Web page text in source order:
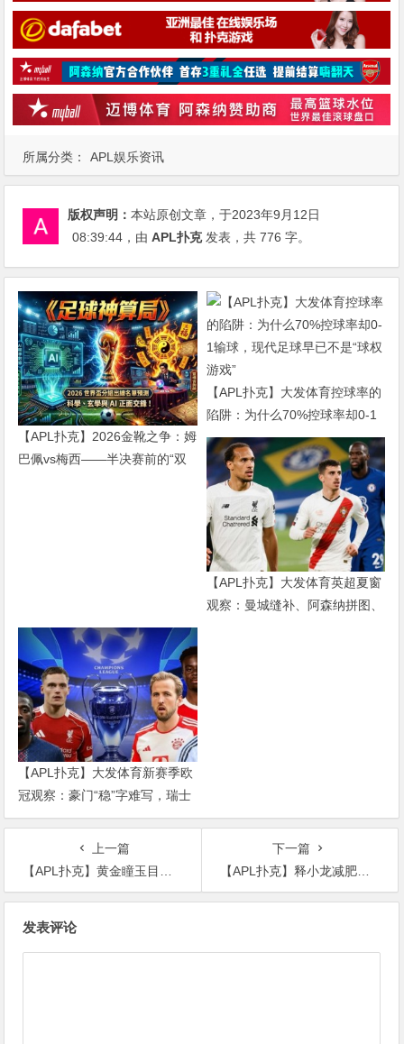
所属分类： APL娱乐资讯
版权声明：本站原创文章，于2023年9月12日
08:39:44 ，由APL扑克发表，共 776 字。
【APL扑克】2026金靴之争：姆
巴佩vs梅西——半决赛前的“双
【APL扑克】大发体育控球率的
陷阱：为什么70%控球率却0-1
输球，现代足球早已不是“球权
游戏”
【APL扑克】大发体育英超夏窗
观察：曼城缝补、阿森纳拼图、
【APL扑克】大发体育新赛季欧
冠观察：豪门“稳”字难写，瑞士
轮赛制让每一场都变成生死
上一篇
【APL扑克】黄金瞳玉目是什么冯权和庄睿,有着千丝万缕的联系!
下一篇
【APL扑克】释小龙减肥重新回到娱乐圈，也让所有观众看到了武打片的未来
发表评论